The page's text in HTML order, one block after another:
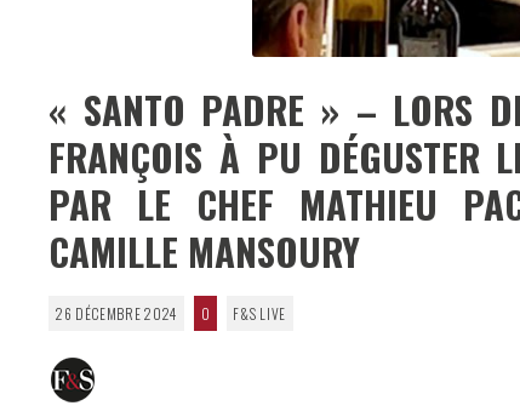
« SANTO PADRE » – LORS
FRANÇOIS À PU DÉGUSTER
PAR LE CHEF MATHIEU
CAMILLE MANSOURY
26 DÉCEMBRE 2024 0 F&S LIVE